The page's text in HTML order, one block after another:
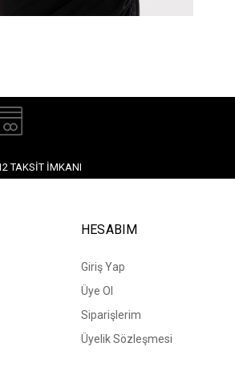
TAKSIT İMKANI
HESABIM
Giriş Yap
Üye Ol
Siparişlerim
Üyelik Sözleşmesi